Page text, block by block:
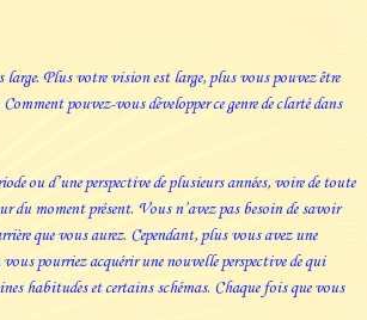
Plus votre vision est large, plus vous pouvez être
pouvez-vous développer ce genre de clarté dans
ou d’une perspective de plusieurs années, voire de toute
du moment présent. Vous n’avez pas besoin de savoir
que vous aurez. Cependant, plus vous avez une
pourriez acquérir une nouvelle perspective de qui
habitudes et certains schémas. Chaque fois que vous